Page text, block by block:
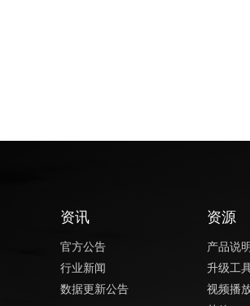
资讯
官方公告
行业新闻
数据更新公告
资源
产品说
升级工
视频播